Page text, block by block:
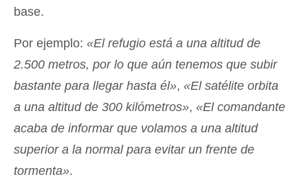
base.
Por ejemplo: «El refugio está a una altitud de
2.500 metros, por lo que aún tenemos que subir
bastante para llegar hasta él», «El satélite orbita
a una altitud de 300 kilómetros», «El comandante
acaba de informar que volamos a una altitud
superior a la normal para evitar un frente de
tormenta».